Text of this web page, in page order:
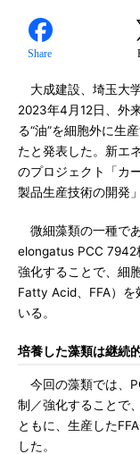
Share
大成建設、埼玉大
2023年4月12日、外
る“油”を細胞外に生
たと発表した。新エ
のプロジェクト「カ
製品生産技術の開発
微細藻類の一種で
elongatus PCC 7942
強化することで、細
Fatty Acid、FFA）を
いる。
培養した藻類は継続
今回の藻類では、
制／強化することで
ともに、生産した
した。